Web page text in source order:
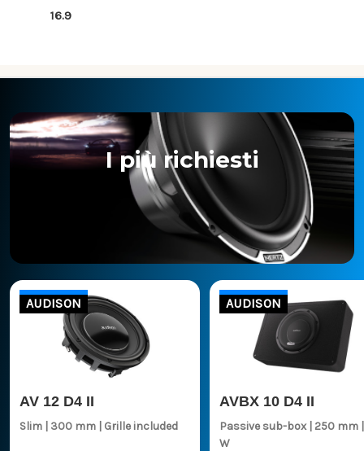
16.9
I più richiesti
AUDISON
AV 12 D4 II
Slim | 300 mm | Grille included
AUDISON
AVBX 10 D4 II
Passive sub-box | 250 mm | 1100
W